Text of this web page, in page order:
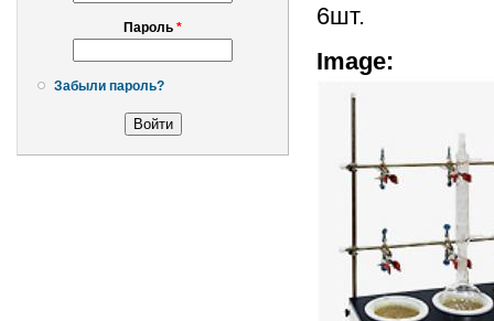
Пароль *
Забыли пароль?
6шт.
Image: